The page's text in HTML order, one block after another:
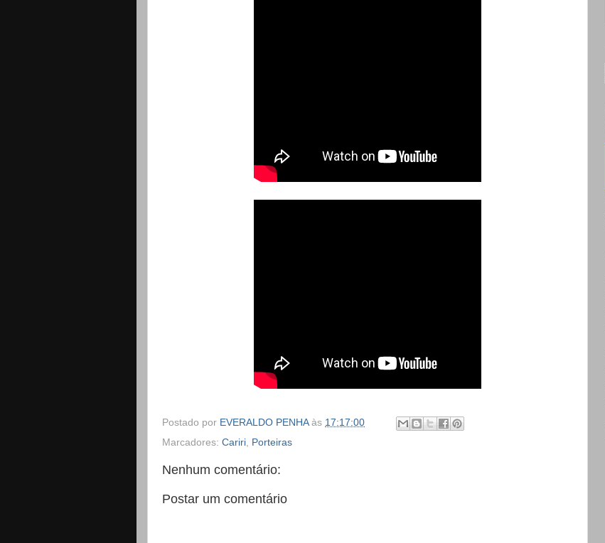
Postado por EVERALDO PENHA às 17:17:00
Marcadores: Cariri Porteiras
Nenhum comentário:
Postar um comentário